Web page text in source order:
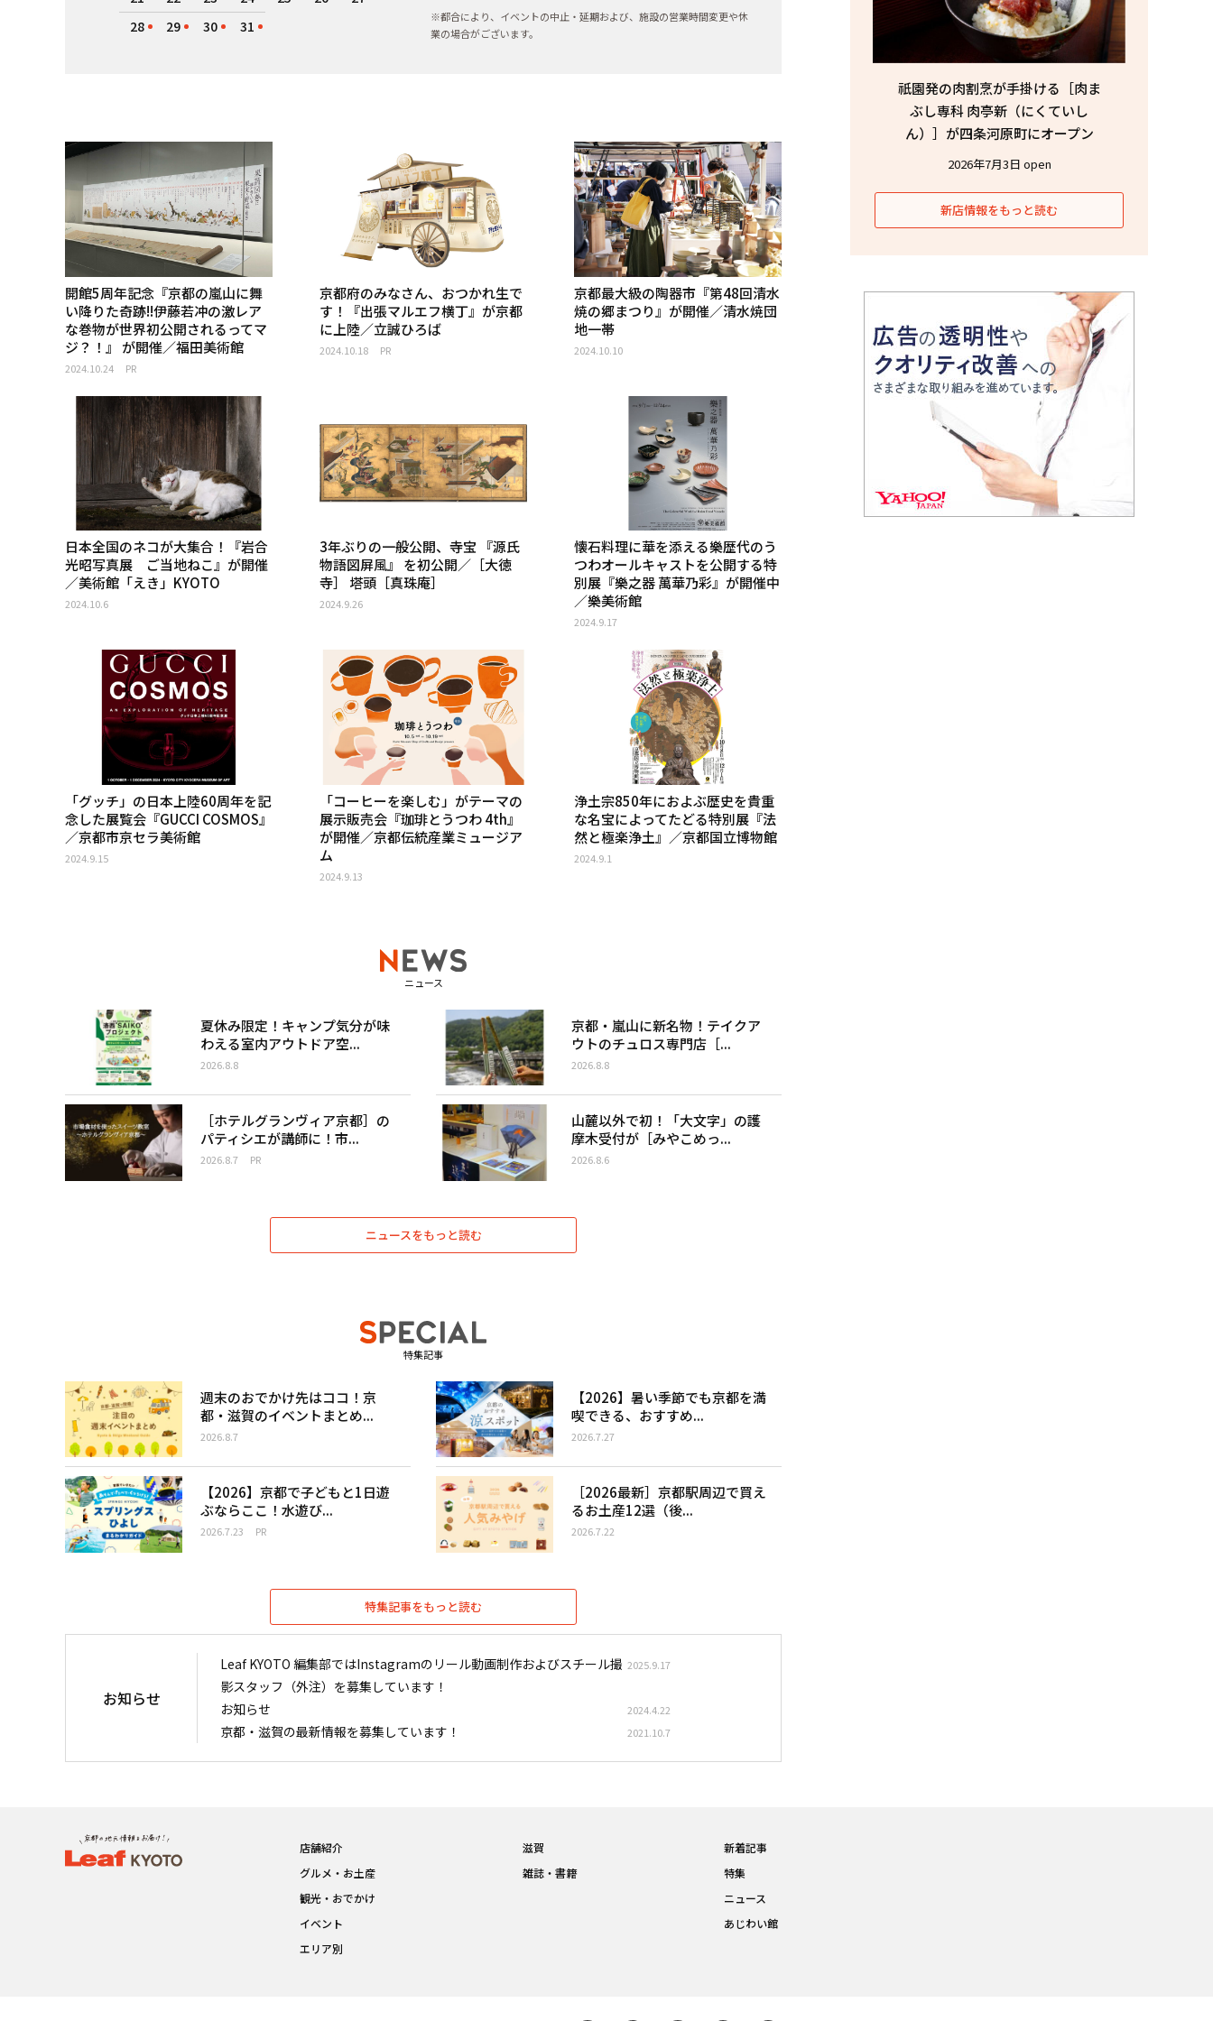
28
29 30 31
※都合により、イベントの中止・延期および、施設の営業時間変更や休
業の場合がございます。
開館5周年記念『京都の嵐山に舞
い降りた奇跡!!伊藤若冲の激レア
な巻物が世界初公開されるってマ
ジ？！』 が開催／福田美術館
2024.10.24 PR
京都府のみなさん、おつかれ生で
す！『出張マルエフ横丁』が京都
に上陸／立誠ひろば
2024.10.18 PR
京都最大級の陶器市『第48回清水
焼の郷まつり』が開催／清水焼団
地一帯
2024.10.10
日本全国のネコが大集合！『岩合
光昭写真展 ご当地ねこ』が開催
／美術館「えき」KYOTO
2024.10.6
3年ぶりの一般公開、寺宝 『源氏
物語図屏風』 を初公開／［大徳
寺］ 塔頭［真珠庵］
2024.9.26
懐石料理に華を添える樂歴代のう
つわオールキャストを公開する特
別展『樂之器 萬華乃彩』が開催中
／樂美術館
2024.9.17
「グッチ」の日本上陸60周年を記
念した展覧会『GUCCI COSMOS』
／京都市京セラ美術館
2024.9.15
「コーヒーを楽しむ」がテーマの
展示販売会『珈琲とうつわ 4th』
が開催／京都伝統産業ミュージア
ム
2024.9.13
浄土宗850年におよぶ歴史を貴重
な名宝によってたどる特別展『法
然と極楽浄土』／京都国立博物館
2024.9.1
ニュース
夏休み限定！キャンプ気分が味
わえる室内アウトドア空...
2026.8.8
京都・嵐山に新名物！テイクア
ウトのチュロス専門店［...
2026.8.8
［ホテルグランヴィア京都］の
パティシエが講師に！市...
2026.8.7 PR
山麓以外で初！「大文字」の護
摩木受付が［みやこめっ...
2026.8.6
ニュースをもっと読む
特集記事
週末のおでかけ先はココ！京
都・滋賀のイベントまとめ...
2026.8.7
【2026】暑い季節でも京都を満
喫できる、おすすめ...
2026.7.27
【2026】京都で子どもと1日遊
ぶならここ！水遊び...
2026.7.23 PR
［2026最新］京都駅周辺で買え
るお土産12選（後...
2026.7.22
特集記事をもっと読む
祇園発の肉割烹が手掛ける［肉ま
ぶし専科 肉亭新（にくていし
ん）］が四条河原町にオープン
2026年7月3日 open
新店情報をもっと読む
お知らせ
Leaf KYOTO 編集部ではInstagramのリール動画制作およびスチール撮
影スタッフ（外注）を募集しています！
2025.9.17
お知らせ 2024.4.22
京都・滋賀の最新情報を募集しています！ 2021.10.7
店舗紹介
グルメ・お土産
観光・おでかけ
イベント
エリア別
滋賀
雑誌・書籍
新着記事
特集
ニュース
あじわい館